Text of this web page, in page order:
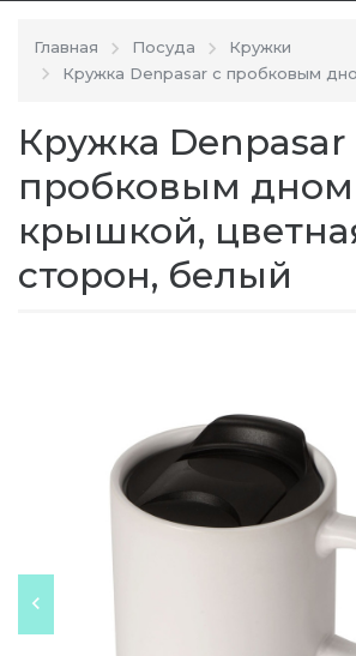
Главная Посуда
Кружки
Кружка Denpasar с пробковым
Кружка Denpasar
пробковым
крышкой,
сторон, белый